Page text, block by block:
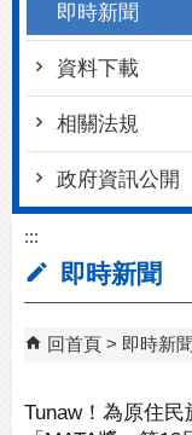
即時新聞
資料下載
相關法規
政府資訊公開
:::
即時新聞
回首頁 即時新聞
Tunaw！為原住